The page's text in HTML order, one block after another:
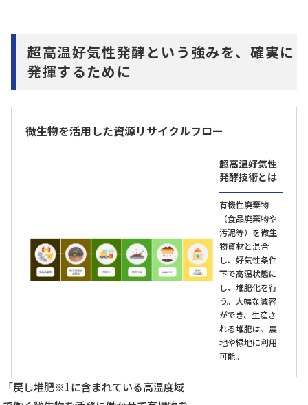
超高温好気性発酵という強みを、確実に
発揮するために
微生物を活用した資源リサイクルフロー
超高温好気性
発酵技術とは
有機性廃棄物
（食品廃棄物や
汚泥等）を微生
物資材と混合
し、好気性条件
下で高温状態に
し、堆肥化を行
う。大幅な減容
ができ、生産さ
れる堆肥は、農
地や緑地に利用
可能。
「戻し堆肥※1に含まれている高温度域